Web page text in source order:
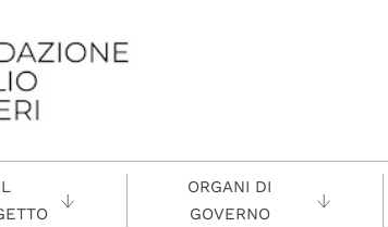
principale
ORGANI DI
GOVERNO